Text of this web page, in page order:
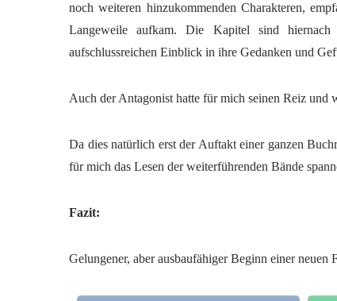
noch weiteren hinzukommenden Charakteren,
Langeweile aufkam. Die Kapitel sind hiernach
aufschlussreichen Einblick in ihre Gedanken und
Auch der Antagonist hatte für mich seinen Reiz und
Da dies natürlich erst der Auftakt einer ganzen
für mich das Lesen der weiterführenden Bände
Fazit:
Gelungener, aber ausbaufähiger Beginn einer neuen